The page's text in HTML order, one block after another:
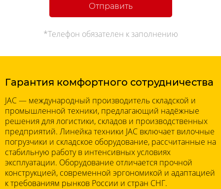
Отправить
*Телефон обязателен к заполнению
Гарантия комфортного сотрудничества
JAC — международный производитель складской и
промышленной техники, предлагающий надёжные
решения для логистики, складов и производственных
предприятий. Линейка техники JAC включает вилочные
погрузчики и складское оборудование, рассчитанные на
стабильную работу в интенсивных условиях
эксплуатации. Оборудование отличается прочной
конструкцией, современной эргономикой и адаптацией
к требованиям рынков России и стран СНГ.